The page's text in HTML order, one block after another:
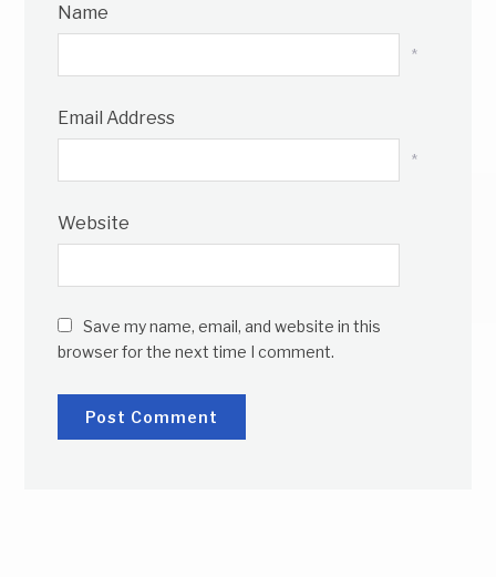
Name
*
Email Address
*
Website
Save my name, email, and website in this
browser for the next time I comment.